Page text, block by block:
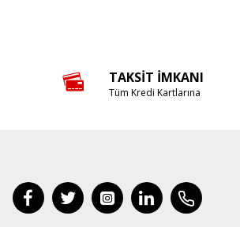
TAKSIT İMKANI
Tüm Kredi Kartlarına